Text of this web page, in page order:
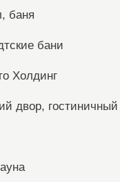
баня
бани
Холдинг
двор,